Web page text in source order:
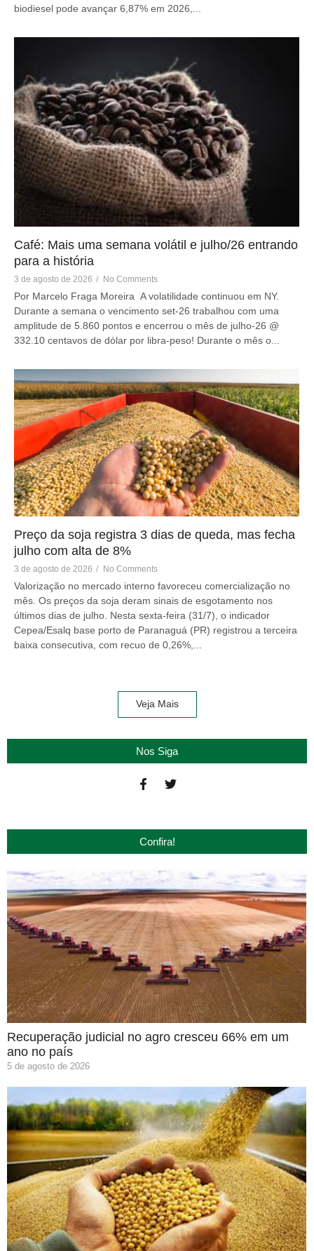
biodiesel pode avançar 6,87% em 2026,...
Café: Mais uma semana volátil e julho/26 entrando
para a história
3 de agosto de 2026 / No Comments
Por Marcelo Fraga Moreira A volatilidade continuou em NY.
Durante a semana o vencimento set-26 trabalhou com uma
amplitude de 5.860 pontos e encerrou o mês de julho-26 @
332.10 centavos de dólar por libra-peso! Durante o mês o...
Preço da soja registra 3 dias de queda, mas fecha
julho com alta de 8%
3 de agosto de 2026 / No Comments
Valorização no mercado interno favoreceu comercialização no
mês. Os preços da soja deram sinais de esgotamento nos
últimos dias de julho. Nesta sexta-feira (31/7), o indicador
Cepea/Esalq base porto de Paranaguá (PR) registrou a terceira
baixa consecutiva, com recuo de 0,26%,...
Veja Mais
Nos Siga
Confira!
Recuperação judicial no agro cresceu 66% em um
ano no país
5 de agosto de 2026